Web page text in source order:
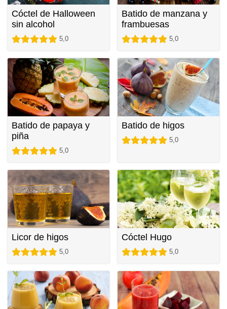
Cóctel de Halloween
sin alcohol
5,0
Batido de manzana y
frambuesas
5,0
Batido de papaya y
piña
5,0
Batido de higos
5,0
Licor de higos
5,0
Cóctel Hugo
5,0